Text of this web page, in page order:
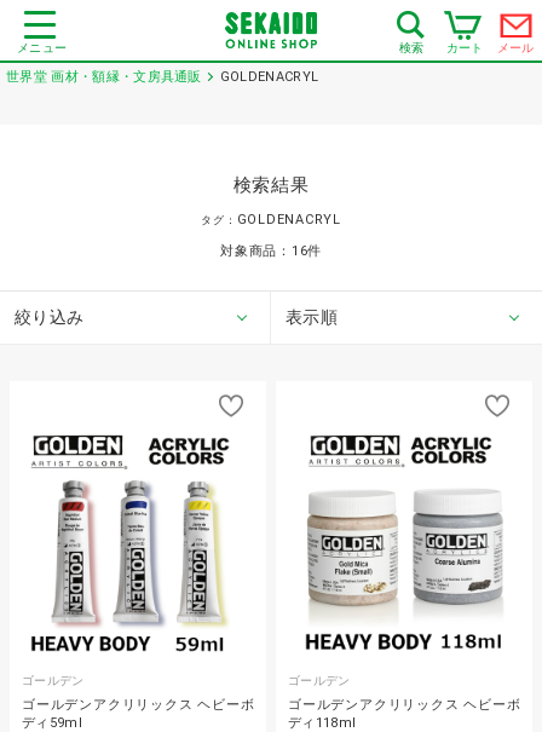
メニュー 検索 カート メール
世界堂 画材・額縁・文房具通販 GOLDENACRYL
検索結果
タグ： GOLDENACRYL
対象商品： 16件
絞り込み 表示順
ゴールデン
ゴールデンアクリリックス ヘビーボ
ディ59ml
ゴールデン
ゴールデンアクリリックス ヘビーボ
ディ118ml